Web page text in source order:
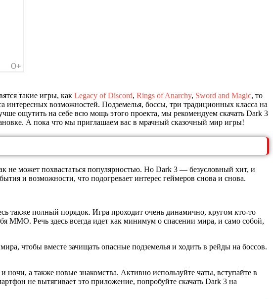
такие игры, как Legacy of Discord, Rings of Anarchy, Sword and Magic, то
интересных возможностей. Подземелья, боссы, три традиционных класса на
ощутить на себе всю мощь этого проекта, мы рекомендуем скачать Dark 3
А пока что мы приглашаем вас в мрачный сказочный мир игры!
не может похвастаться популярностью. Но Dark 3 — безусловный хит, и
и возможности, что подогревает интерес геймеров снова и снова.
также полный порядок. Игра проходит очень динамично, кругом кто-то
Речь здесь всегда идет как минимум о спасении мира, и само собой,
чтобы вместе зачищать опасные подземелья и ходить в рейды на боссов.
а также новые знакомства. Активно используйте чаты, вступайте в
не вытягивает это приложение, попробуйте скачать Dark 3 на